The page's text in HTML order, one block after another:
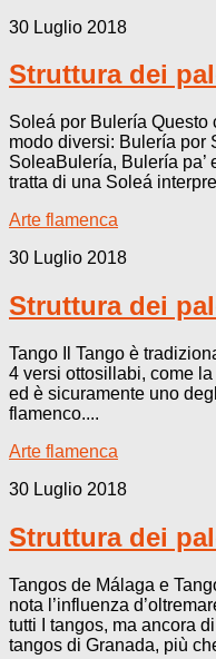
30 Luglio 2018
Struttura dei
Soleá por Bulería Questo
modo diversi: Bulería por
SoleaBulería, Bulería pa’
tratta di una Soleá
Arte flamenca
30 Luglio 2018
Struttura dei
Tango Il Tango è
4 versi ottosillabi, come
ed è sicuramente uno
flamenco....
Arte flamenca
30 Luglio 2018
Struttura dei
Tangos de Málaga e
nota l’influenza
tutti I tangos, ma ancora
tangos di Granada, più